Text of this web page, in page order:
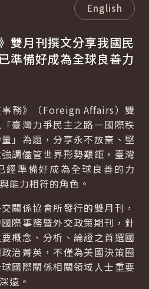
English
雙月刊撰文分享我國民
準備好成為全球良善力
務》（Foreign Affairs）雙
臺灣力爭民主之路—國際秩
」為題，分享永不放棄、堅
調儘管世界形勢艱鉅，臺灣
經準備好成為全球良善的力
能力相符的角色。
關係協會所發行的雙月刊，
際事務暨外交政策期刊，針
概念、分析、論證之首選國
治菁英，不僅為美國決策圈
國際關係相關領域人士重要
遠。